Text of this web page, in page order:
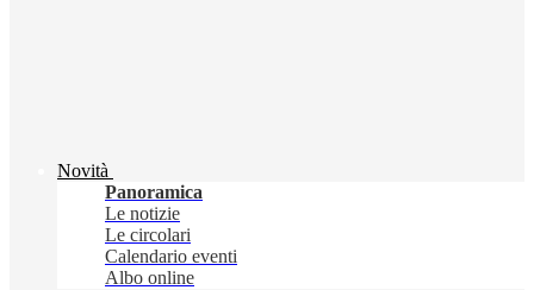
Novità
Panoramica
Le notizie
Le circolari
Calendario eventi
Albo online